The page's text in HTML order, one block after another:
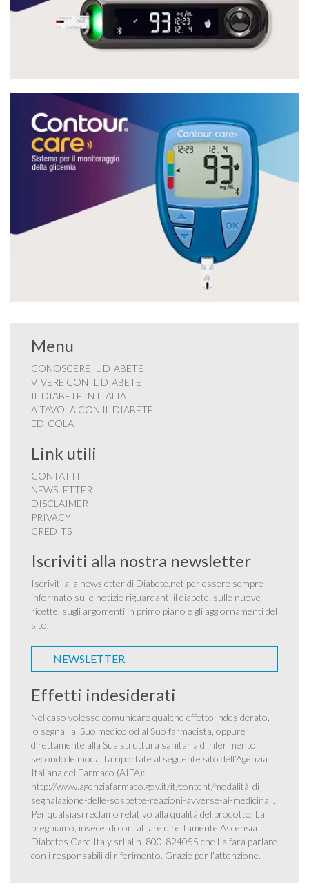
Menu
CONOSCERE IL DIABETE
VIVERE CON IL DIABETE
IL DIABETE IN ITALIA
A TAVOLA CON IL DIABETE
EDICOLA
Link utili
CONTATTI
NEWSLETTER
DISCLAIMER
PRIVACY
CREDITS
Iscriviti alla nostra newsletter
Iscriviti alla newsletter di Diabete.net per essere sempre
informato sulle notizie riguardanti il diabete, sulle nuove
ricette, sugli argomenti in primo piano e gli aggiornamenti del
sito.
NEWSLETTER
Effetti indesiderati
Nel caso volesse comunicare qualche effetto indesiderato,
lo segnali al Suo medico od al Suo farmacista, oppure
direttamente alla Sua struttura sanitaria di riferimento
secondo le modalità riportate al seguente sito dell’Agenzia
Italiana del Farmaco (AIFA):
http://www.agenziafarmaco.gov.it/it/content/modalità-di-
segnalazione-delle-sospette-reazioni-avverse-ai-medicinali.
Per qualsiasi reclamo relativo alla qualità del prodotto, La
preghiamo, invece, di contattare direttamente Ascensia
Diabetes Care Italy srl al n. 800-824055 che La farà parlare
con i responsabili di riferimento. Grazie per l’attenzione.